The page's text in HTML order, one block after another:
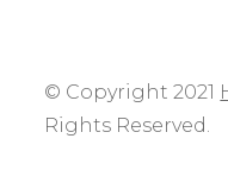
© Copyright 2021
Rights Reserved.